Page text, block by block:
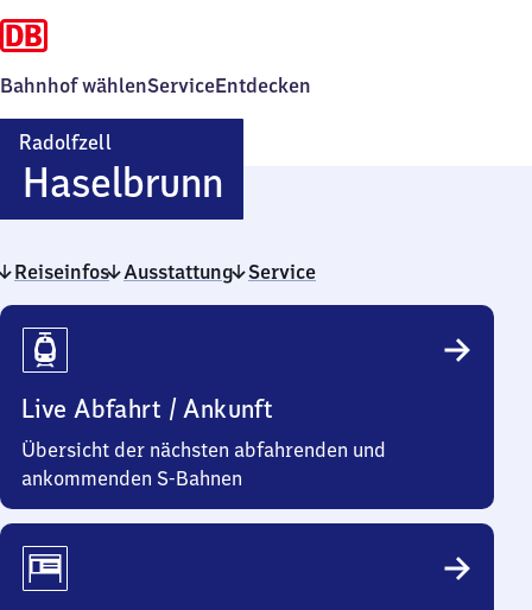
Bahnhof wählenServiceEntdecken
Radolfzell
HaselbrunnRadolfzell-
Haselbrunn
Reiseinfos Ausstattung Service
Reiseinfos
Live Abfahrt / Ankunft
Übersicht der nächsten abfahrenden und
ankommenden S-Bahnen